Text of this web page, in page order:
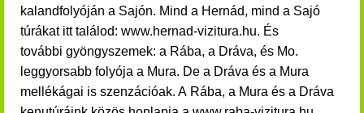
kalandfolyóján a Sajón. Mind a Hernád, mind a Sajó
túrákat itt találod: www.hernad-vizitura.hu. És
további gyöngyszemek: a Rába, a Dráva, és Mo.
leggyorsabb folyója a Mura. De a Dráva és a Mura
mellékágai is szenzációak. A Rába, a Mura és a Dráva